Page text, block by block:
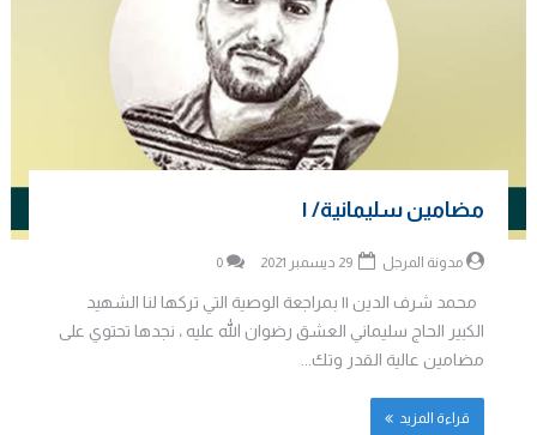
مضامين سليمانية/ ١
مدونة المرجل 0
محمد شرف الدين || بمراجعة الوصية التي تركها لنا الشهيد
الكبير الحاج سليماني العشق رضوان الله عليه ، نجدها تحتوي على
مضامين عالية القدر وتك...
قراءة المزيد